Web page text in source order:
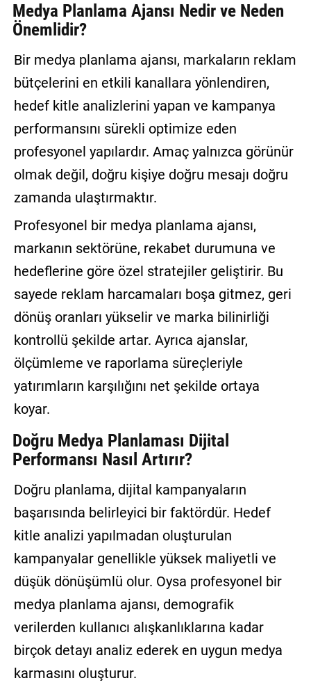
Medya Planlama Ajansı Nedir ve Neden
Önemlidir?
Bir medya planlama ajansı, markaların reklam
bütçelerini en etkili kanallara yönlendiren,
hedef kitle analizlerini yapan ve kampanya
performansını sürekli optimize eden
profesyonel yapılardır. Amaç yalnızca görünür
olmak değil, doğru kişiye doğru mesajı doğru
zamanda ulaştırmaktır.
Profesyonel bir medya planlama ajansı,
markanın sektörüne, rekabet durumuna ve
hedeflerine göre özel stratejiler geliştirir. Bu
sayede reklam harcamaları boşa gitmez, geri
dönüş oranları yükselir ve marka bilinirliği
kontrollü şekilde artar. Ayrıca ajanslar,
ölçümleme ve raporlama süreçleriyle
yatırımların karşılığını net şekilde ortaya
koyar.
Doğru Medya Planlaması Dijital
Performansı Nasıl Artırır?
Doğru planlama, dijital kampanyaların
başarısında belirleyici bir faktördür. Hedef
kitle analizi yapılmadan oluşturulan
kampanyalar genellikle yüksek maliyetli ve
düşük dönüşümlü olur. Oysa profesyonel bir
medya planlama ajansı, demografik
verilerden kullanıcı alışkanlıklarına kadar
birçok detayı analiz ederek en uygun medya
karmasını oluşturur.